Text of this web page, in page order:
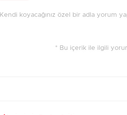
Kendi koyacağınız özel bir adla yorum
* Bu içerik ile ilgili